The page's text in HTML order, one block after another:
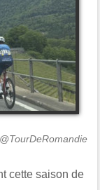
cette saison de